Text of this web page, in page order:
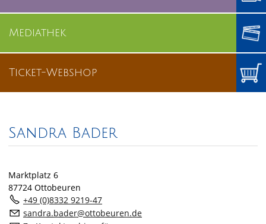
Mediathek
Ticket-Webshop
Sandra Bader
Marktplatz 6
87724 Ottobeuren
+49 (0)8332 9219-47
s ndr b d r tt b r n d